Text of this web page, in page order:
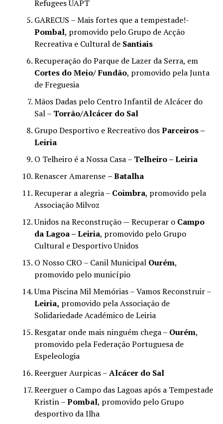
Refugees UAPT
GARECUS – Mais fortes que a tempestade!-
Pombal, promovido pelo Grupo de Acção
Recreativa e Cultural deSantiais
Recuperação do Parque de Lazer da Serra, em
Cortes do Meio/ Fundão, promovido pela Junta
de Freguesia
Mãos Dadas pelo Centro Infantil de Alcácer do
Sal – Torrão/Alcácer do Sal
Grupo Desportivo e Recreativo dosParceiros –
Leiria
O Telheiro é a Nossa Casa – Telheiro – Leiria
Renascer Amarense – Batalha
Recuperar a alegria – Coimbra, promovido pela
Associação Milvoz
Unidos na Reconstrução — Recuperar o Campo
da Lagoa – Leiria, promovido pelo Grupo
Cultural e Desportivo Unidos
O Nosso CRO – Canil Municipal Ourém,
promovido pelo município
Uma Piscina Mil Memórias – Vamos Reconstruir –
Leiria, promovido pela Associação de
Solidariedade Académico de Leiria
Resgatar onde mais ninguém chega – Ourém,
promovido pela Federação Portuguesa de
Espeleologia
Reerguer Aurpicas –Alcácer do Sal
Reerguer o Campo das Lagoas após a Tempestade
Kristin –Pombal, promovido pelo Grupo
desportivo da Ilha